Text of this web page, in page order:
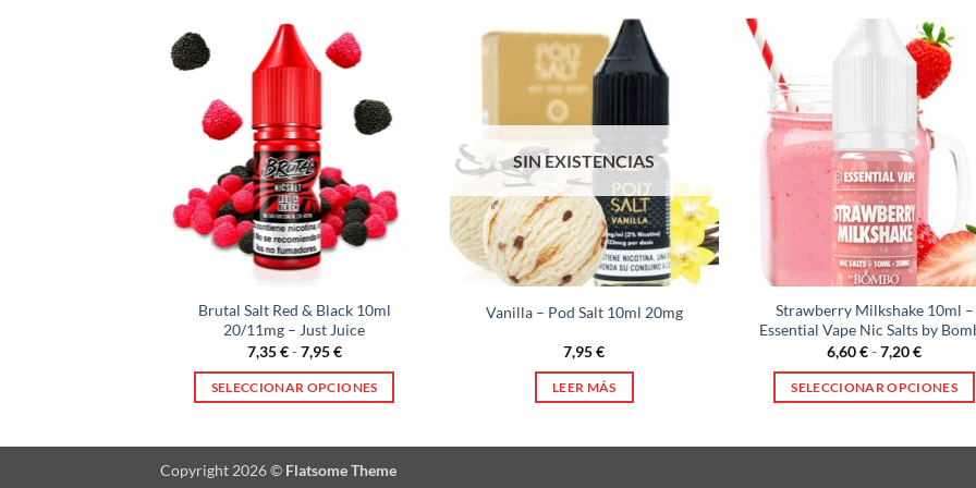
Brutal Salt Red & Black 10ml
20/11mg – Just Juice
7,35€-7,95€Rango
precios:
desde
SELECCIONAR OPCIONES
tiene
SIN EXISTENCIAS
Vanilla – Pod Salt 10ml 20mg
7,95€
LEER MÁS
Strawberry Milkshake 10ml –
Essential Vape Nic Salts by
6,60€-7,20€Rango
precios:
desde
SELECCIONAR OPCIONES
Copyright 2026 © Flatsome Theme